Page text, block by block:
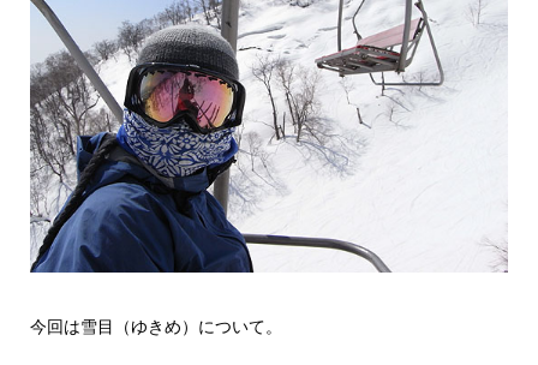
今回は雪目（ゆきめ）について。